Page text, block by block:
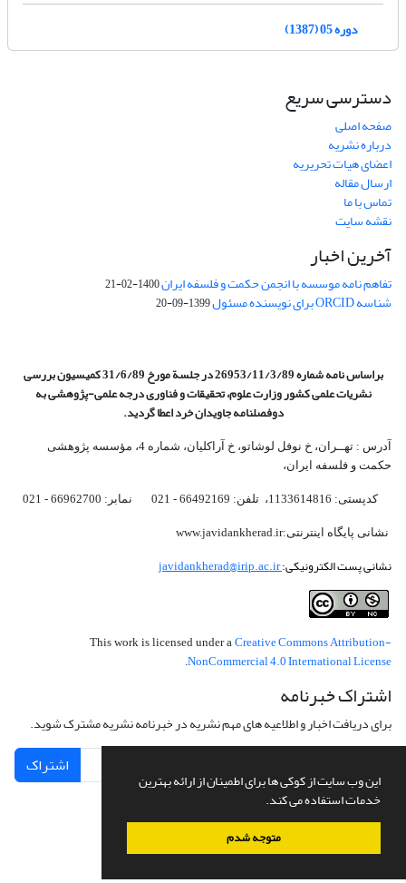
این وب سایت از کوکی ها برای اطمینان از ارائه بهترین
خدمات استفاده می کند.
متوجه شدم
دوره 05 (1387)
دسترسی سریع
صفحه اصلی
درباره نشریه
اعضای هیات تحریریه
ارسال مقاله
تماس با ما
نقشه سایت
آخرین اخبار
تفاهم نامه موسسه با انجمن حکمت و فلسفه ایران1400-02-21
شناسه ORCID برای نویسنده مسئول 1399-09-20
براساس نامه شماره 26953/11/3/89 در جلسة مورخ 31/6/89 کمیسیون
بررسی
نشریات علمی کشور وزارت علوم، تحقیقات و فناوری درجه علمی‌-پژوهشیبه
دوفصلنامه جاویدان خرد اعطا گردید.
آدرس : تهــران، خ نوفل لوشاتو، خ آراکلیان، شماره 4،‌ مؤسسه پژوهشی
حکمت و فلسفه ایران،‌
کدپستی: 1133614816، تلفن: 66492169 - 021 نمابر: 66962700 - 021
نشانی پایگاه اینترنتی:www.javidankherad.ir
نشانی پست الکترونیکی:javidankherad@irip.ac.ir
This work is licensed under a Creative Commons Attribution-
NonCommercial 4.0 International License
اشتراک خبرنامه
برای دریافت اخبار و اطلاعیه های مهم نشریه در خبرنامه نشریه مشترک شوید.
اشتراک
سامانه مدیریت نشریات علمی.طراحی و پیاده سازی ازسیناوب